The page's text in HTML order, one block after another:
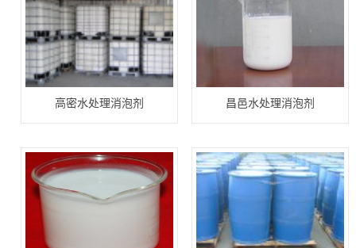
高密水处理消泡剂 昌邑水处理消泡剂